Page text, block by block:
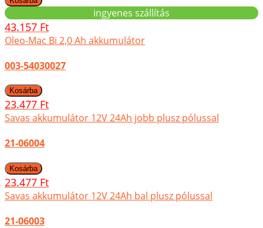
ingyenes szállítás
43.157 Ft
Oleo-Mac Bi 2,0 Ah akkumulátor
003-54030027
23.477 Ft
Savas akkumulátor 12V 24Ah jobb plusz pólussal
21-06004
23.477 Ft
Savas akkumulátor 12V 24Ah bal plusz pólussal
21-06003